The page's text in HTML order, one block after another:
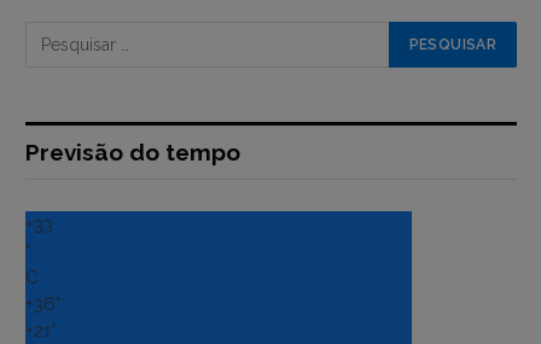
Previsão do tempo
+33
°
C
+36°
+21°